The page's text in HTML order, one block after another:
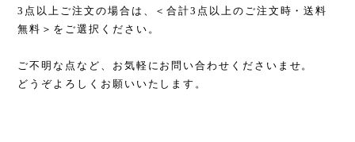
3点以上ご注文の場合は、＜合計3点以上のご注文時・送料
無料＞をご選択ください。
ご不明な点など、お気軽にお問い合わせくださいませ。
どうぞよろしくお願いいたします。